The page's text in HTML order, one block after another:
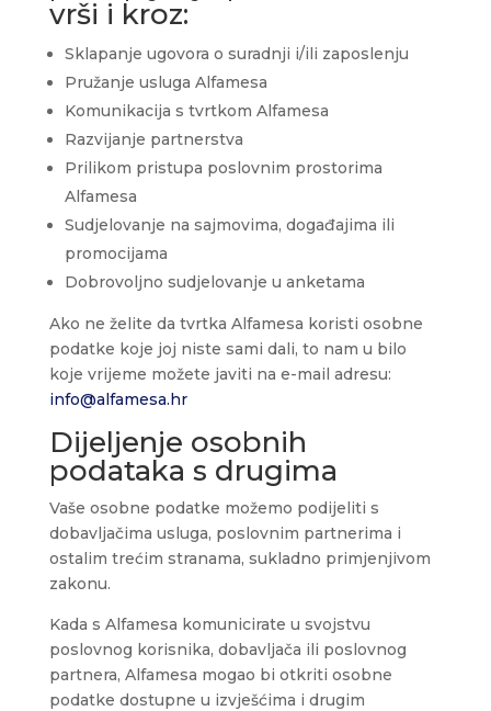
vrši i kroz:
Sklapanje ugovora o suradnji i/ili zaposlenju
Pružanje usluga Alfamesa
Komunikacija s tvrtkom Alfamesa
Razvijanje partnerstva
Prilikom pristupa poslovnim prostorima
Alfamesa
Sudjelovanje na sajmovima, događajima ili
promocijama
Dobrovoljno sudjelovanje u anketama
Ako ne želite da tvrtka Alfamesa koristi osobne
podatke koje joj niste sami dali, to nam u bilo
koje vrijeme možete javiti na e-mail adresu:
info@alfamesa.hr
Dijeljenje osobnih
podataka s drugima
Vaše osobne podatke možemo podijeliti s
dobavljačima usluga, poslovnim partnerima i
ostalim trećim stranama, sukladno primjenjivom
zakonu.
Kada s Alfamesa komunicirate u svojstvu
poslovnog korisnika, dobavljača ili poslovnog
partnera, Alfamesa mogao bi otkriti osobne
podatke dostupne u izvješćima i drugim